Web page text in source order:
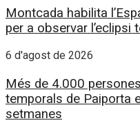
Montcada habilita
per a observar l’eclipsi
6 d'agost de 2026
Més de 4.000
temporals de Paiporta
setmanes